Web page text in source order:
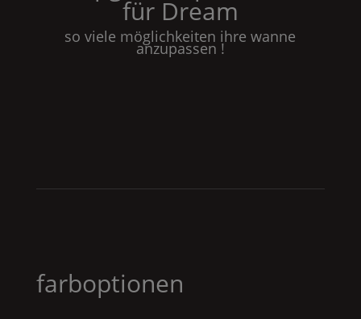
für Dream
so viele möglichkeiten ihre wanne
anzupassen !
farboptionen